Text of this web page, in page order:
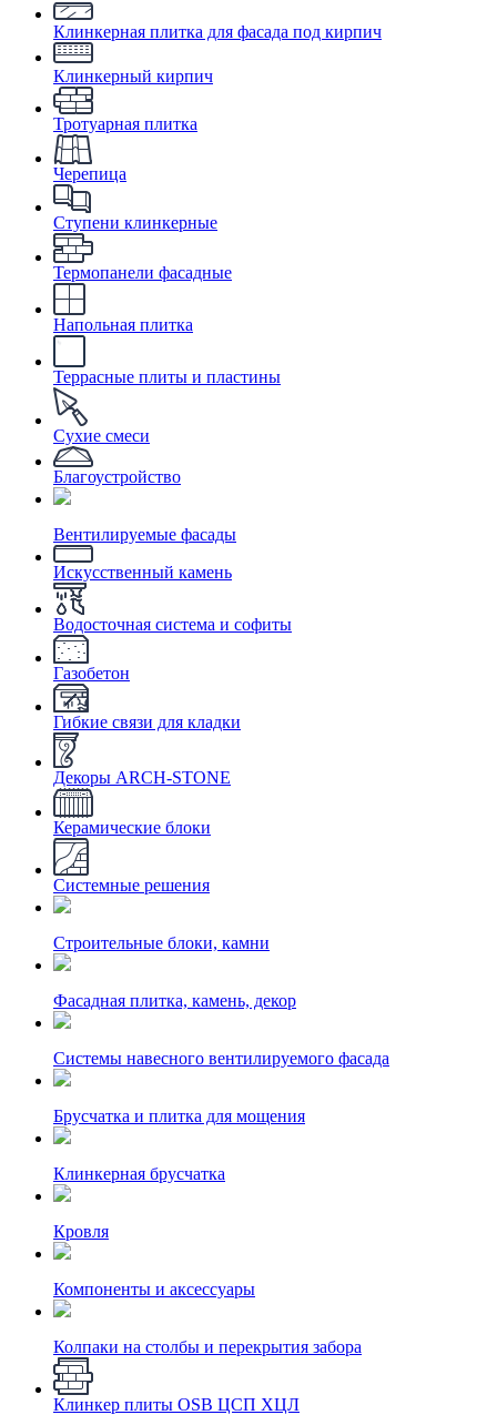
Клинкерная плитка для фасада под кирпич
Клинкерный кирпич
Тротуарная плитка
Черепица
Ступени клинкерные
Термопанели фасадные
Напольная плитка
Террасные плиты и пластины
Сухие смеси
Благоустройство
Вентилируемые фасады
Искусственный камень
Водосточная система и софиты
Газобетон
Гибкие связи для кладки
Декоры ARCH-STONE
Керамические блоки
Системные решения
Строительные блоки, камни
Фасадная плитка, камень, декор
Системы навесного вентилируемого фасада
Брусчатка и плитка для мощения
Клинкерная брусчатка
Кровля
Компоненты и аксессуары
Колпаки на столбы и перекрытия забора
Клинкер плиты OSB ЦСП ХЦЛ